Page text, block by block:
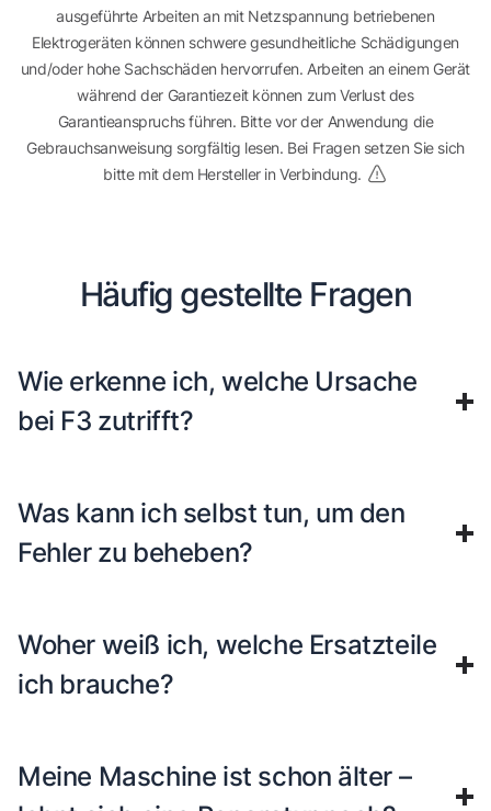
ausgeführte Arbeiten an mit Netzspannung betriebenen
Elektrogeräten können schwere gesundheitliche Schädigungen
und/oder hohe Sachschäden hervorrufen. Arbeiten an einem Gerät
während der Garantiezeit können zum Verlust des
Garantieanspruchs führen. Bitte vor der Anwendung die
Gebrauchsanweisung sorgfältig lesen. Bei Fragen setzen Sie sich
bitte mit dem Hersteller in Verbindung.
Häufig gestellte Fragen
Wie erkenne ich, welche Ursache
bei F3 zutrifft?
Was kann ich selbst tun, um den
Fehler zu beheben?
Woher weiß ich, welche Ersatzteile
ich brauche?
Meine Maschine ist schon älter –